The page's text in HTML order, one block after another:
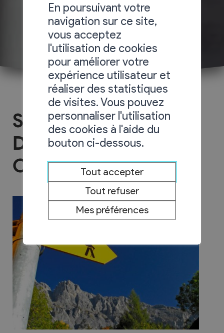
Société de
Développement de
Chamoson
En poursuivant votre
navigation sur ce site,
vous acceptez
l'utilisation de cookies
pour améliorer votre
expérience utilisateur et
réaliser des statistiques
de visites. Vous pouvez
personnaliser l'utilisation
des cookies à l'aide du
bouton ci-dessous.
Tout accepter
Tout refuser
Mes préférences